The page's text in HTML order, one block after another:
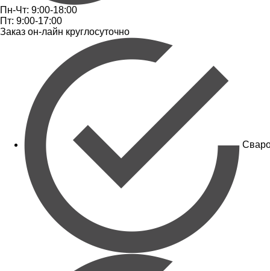
Пн-Чт: 9:00-18:00
Пт: 9:00-17:00
Заказ он-лайн круглосуточно